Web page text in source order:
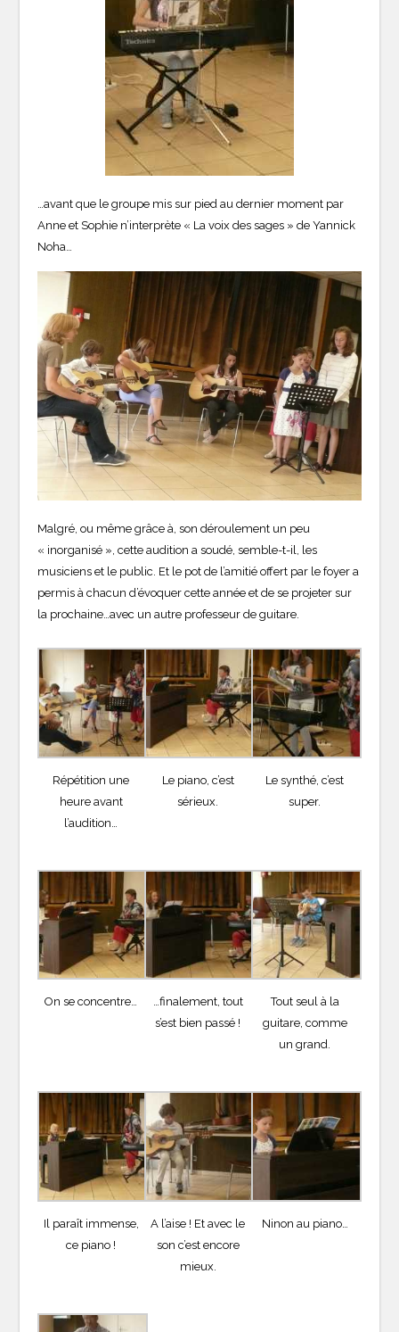
…avant que le groupe mis sur pied au dernier moment par
Anne et Sophie n’interprète « La voix des sages » de Yannick
Noha…
Malgré, ou même grâce à, son déroulement un peu
« inorganisé », cette audition a soudé, semble-t-il, les
musiciens et le public. Et le pot de l’amitié offert par le foyer a
permis à chacun d’évoquer cette année et de se projeter sur
la prochaine…avec un autre professeur de guitare.
Répétition une
heure avant
l’audition…
Le piano, c’est
sérieux.
Le synthé, c’est
super.
On se concentre…
…finalement, tout
s’est bien passé !
Tout seul à la
guitare, comme
un grand.
Il paraît immense,
ce piano !
A l’aise ! Et avec le
son c’est encore
mieux.
Ninon au piano…